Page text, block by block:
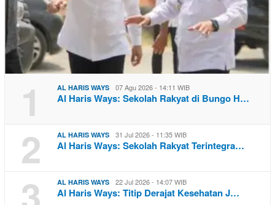
1 AL HARIS WAYS 07 Agu 2026 - 14:11 WIB
Al Haris Ways: Sekolah Rakyat di Bungo H…
2 AL HARIS WAYS 31 Jul 2026 - 11:35 WIB
Al Haris Ways: Sekolah Rakyat Terintegra…
AL HARIS WAYS 22 Jul 2026 - 14:07 WIB
Al Haris Ways: Titip Derajat Kesehatan J…